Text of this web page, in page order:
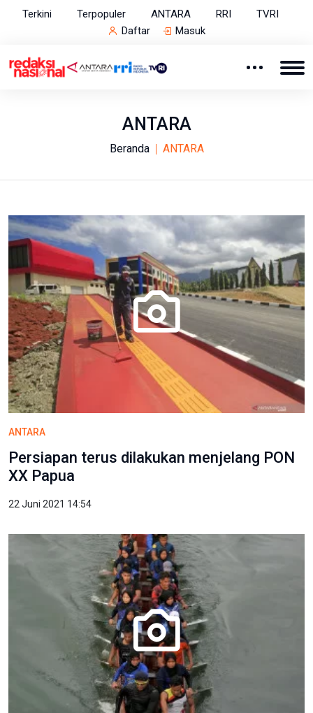
Terkini Terpopuler ANTARA RRI
TVRI
Daftar
Masuk
ANTARA
Beranda ANTARA
ANTARA
Persiapan terus dilakukan menjelang PON
XX Papua
22 Juni 2021 14:54